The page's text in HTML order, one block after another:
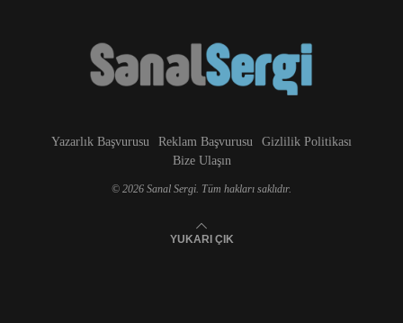
Yazarlık Başvurusu Reklam Başvurusu
Gizlilik Politikası
Bize Ulaşın
© 2026 Sanal Sergi. Tüm hakları saklıdır.
YUKARI ÇIK